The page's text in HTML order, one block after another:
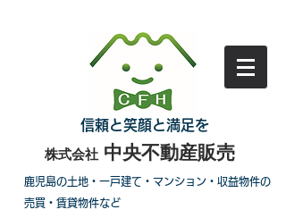
信頼と笑顔と満足を
中央不動産販売
株式会社
鹿児島の土地・一戸建て・マンション・収益物件の
売買・賃貸物件など